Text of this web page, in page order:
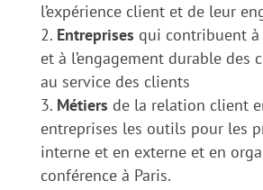
l’expérience client et de leur
Entreprises qui contribuent
et à l’engagement durable des
au service des clients
Métiers de la relation client
entreprises les outils pour les
interne et en externe et en
conférence à Paris.